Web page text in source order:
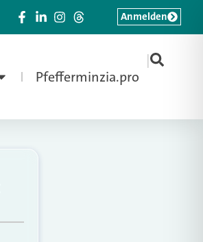
Pfefferminzia.pro
|
Anmelden